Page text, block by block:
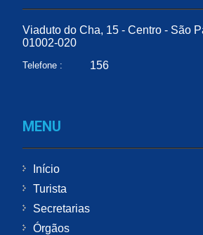
Viaduto do Cha, 15 - Centro - São
01002-020
Telefone : 156
MENU
Início
Turista
Secretarias
Órgãos